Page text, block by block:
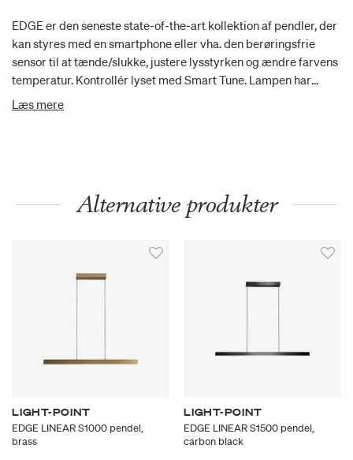
EDGE er den seneste state-of-the-art kollektion af pendler, der
kan styres med en smartphone eller vha. den berøringsfrie
sensor til at tænde/slukke, justere lysstyrken og ændre farvens
temperatur. Kontrollér lyset med Smart Tune. Lampen har
Smart Tune funktionen integreret, så du kan downloade en app
Læs mere
Alternative produkter
LIGHT-POINT
EDGE LINEAR S1000 pendel,
brass
LIGHT-POINT
EDGE LINEAR S1500 pendel,
carbon black